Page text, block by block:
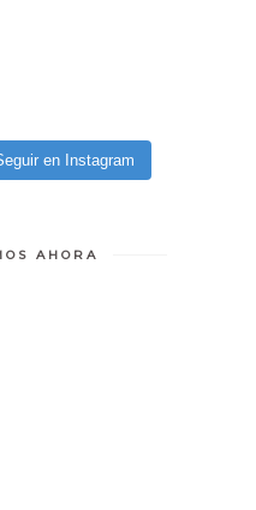
en Instagram
AHORA